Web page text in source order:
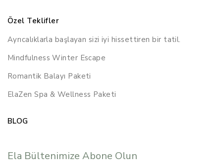
Özel Teklifler
Ayrıcalıklarla başlayan sizi iyi hissettiren bir tatil.
Mindfulness Winter Escape
Romantik Balayı Paketi
ElaZen Spa & Wellness Paketi
BLOG
Ela Bültenimize Abone Olun